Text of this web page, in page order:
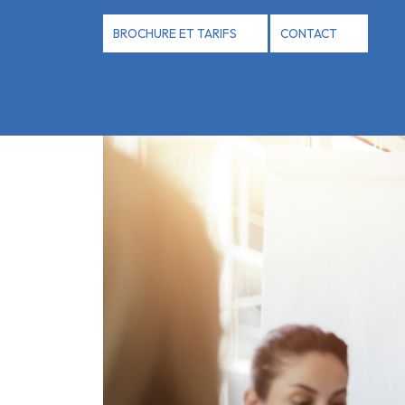
BROCHURE ET TARIFS CONTACT
Panneau de gestion des cookies